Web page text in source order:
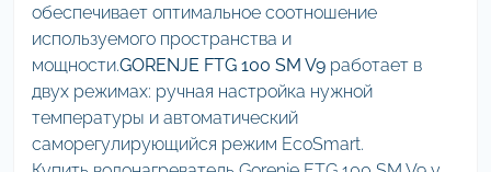
обеспечивает оптимальное соотношение
используемого пространства и
мощности.GORENJE FTG 100 SM V9 работает в
двух режимах: ручная настройка нужной
температуры и автоматический
саморегулирующийся режим EcoSmart.